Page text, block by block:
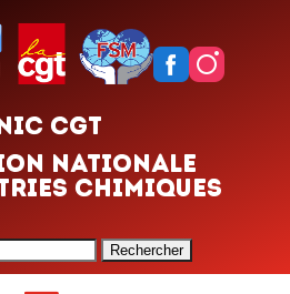
CGT
NATIONALE
CHIMIQUES